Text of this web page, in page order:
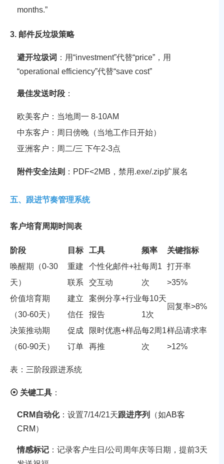
months.”
3. 邮件反垃圾策略
避开垃圾词 ：用“investment”代替“price”，用
“operational efficiency”代替“save cost”
最佳发送时段 ：
欧美客户：当地周一 8-10AM
中东客户：周日傍晚（当地工作日开始）
亚洲客户：周二/三 下午2-3点
附件安全法则 ：PDF<2MB，禁用.exe/.zip扩展名
五、跟进节奏管理系统
客户培育周期时间表
阶段 目标 工具 频率
关键指标
唤醒期（0-30
天）
重建
联系
个性化邮件+社
交互动
每周1
次
打开率
>35%
价值培育期
（30-60天）
建立
信任
案例分享+行业
报告
每10天
1次
回复率>8%
决策推动期
（60-90天）
促成
订单
限时优惠+样品
再推
每2周1
次
样品请求率
>12%
表：三阶段跟进系统
⦿ 关键工具 ：
CRM自动化：设置7/14/21天跟进序列 （如AB客
CRM ）
情感标记 ：记录客户生日/公司周年庆等日期，提前3天